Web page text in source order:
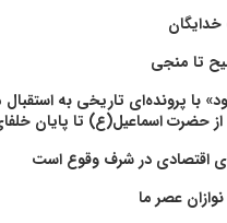
تا منجی
با پرونده‌ای تاریخی به
حضرت اسماعیل(ع) تا پایان
اقتصادی در شرف وقوع است
عصر ما